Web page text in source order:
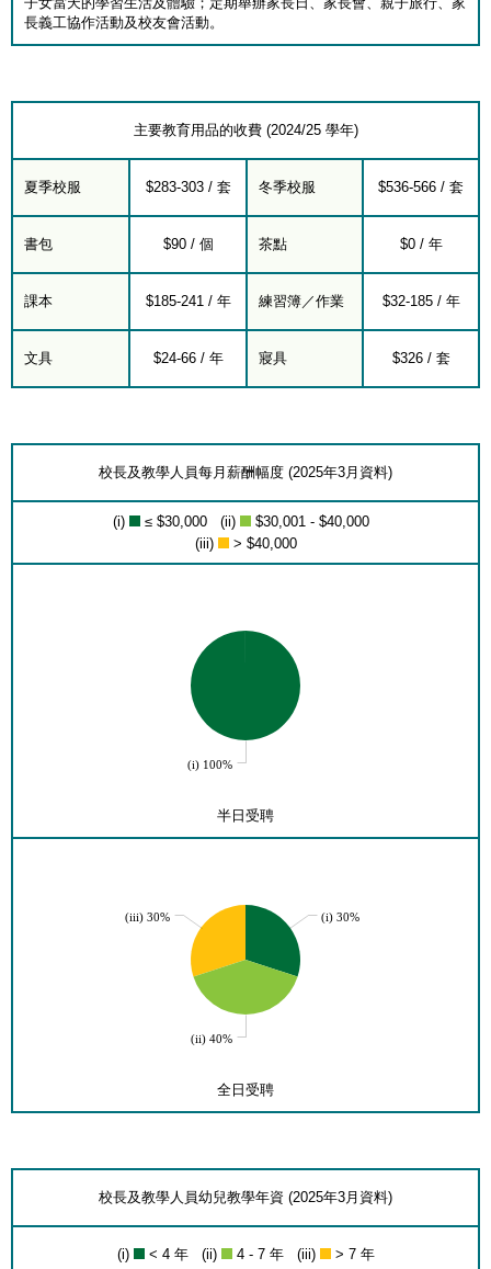
長義工協作活動及校友會活動。
主要教育用品的收費 (2024/25 學年)
夏季校服 $283-303 / 套 冬季校服 $536-566 / 套
書包 $90 / 個 茶點 $0 / 年
課本 $185-241 / 年 練習簿／作業 $32-185 / 年
文具 $24-66 / 年 寢具 $326 / 套
校長及教學人員每月薪酬幅度 (2025年3月資料)
(i) ≤ $30,000 (ii)
$30,001 - $40,000
(iii)
> $40,000
(i) 100%
半日受聘
(iii) 30% (i) 30%
(ii) 40%
全日受聘
校長及教學人員幼兒教學年資 (2025年3月資料)
(i) < 4 年 (ii) 4 - 7 年 (iii) > 7 年